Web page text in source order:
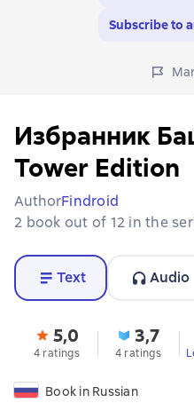
Subscribe to
Избранник
Tower Edition
AuthorFindroid
2 book out of 12 in the
Text Audio
5,0
4 ratings
3,7
4 ratings
Book in Russian